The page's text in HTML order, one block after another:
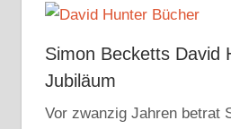
Simon Becketts David
Jubiläum
Vor zwanzig Jahren betrat